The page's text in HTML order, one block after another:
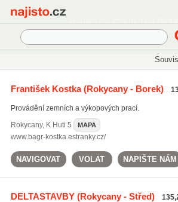
František Kostka(Rokycany - Borek)
Provádění zemních a výkopových prací.
Rokycany, K Huti 5 MAPA
www.bagr-kostka.estranky.cz/
NAVIGOVAT VOLAT NAPIŠTE NÁM
DELTASTAVBY(Rokycany - Střed)